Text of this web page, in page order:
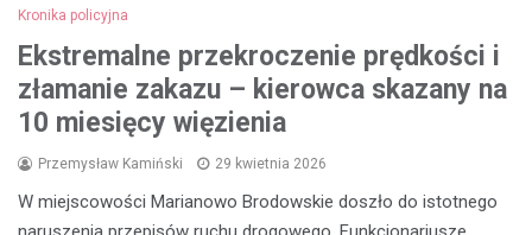
Kronika policyjna
Ekstremalne przekroczenie prędkości i
złamanie zakazu – kierowca skazany na
10 miesięcy więzienia
Przemysław Kamiński 29 kwietnia 2026
W miejscowości Marianowo Brodowskie doszło do istotnego